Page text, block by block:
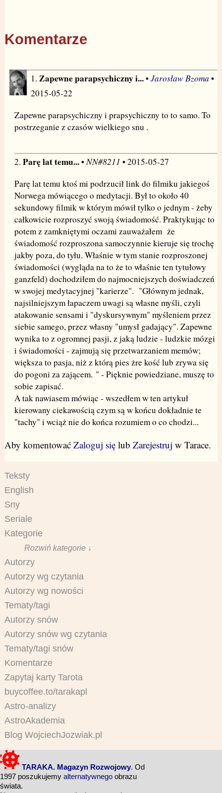
Komentarze
1. Zapewne parapsychiczny i...•Jarosław Bzoma •
2015-05-22
Zapewne parapsychiczny i prapsychiczny to to samo. To
postrzeganie z czasów wielkiego snu .
2. Parę lat temu...•NN#8211 • 2015-05-27
Parę lat temu ktoś mi podrzucił link do filmiku jakiegoś
Norwega mówiącego o medytacji. Był to około 40
sekundowy filmik w którym mówił tylko o jednym - żeby
całkowicie rozproszyć swoją świadomość. Praktykując to
potem z zamkniętymi oczami zauważałem że
świadomość rozproszona samoczynnie kieruje się trochę
jakby poza, do tyłu. Właśnie w tym stanie rozproszonej
świadomości (wygląda na to że to właśnie ten tytułowy
ganzfeld) dochodziłem do najmocniejszych doświadczeń
w swojej medytacyjnej "karierze". "Głównym jednak,
najsilniejszym łapaczem uwagi są własne myśli, czyli
atakowanie sensami i "dyskursywnym" myśleniem przez
siebie samego, przez własny "umysł gadający". Zapewne
wynika to z ogromnej pasji, z jaką ludzie - ludzkie mózgi
i świadomości - zajmują się przetwarzaniem memów;
większa to pasja, niż z którą pies żre kość lub zrywa się
do pogoni za zającem. " - Pięknie powiedziane, muszę to
sobie zapisać.
A tak nawiasem mówiąc - wszedłem w ten artykuł
kierowany ciekawością czym są w końcu dokładnie te
"tachy" i wciąż nie do końca rozumiem o co chodzi...
Aby komentować Zaloguj sięlub Zarejestruj w Tarace.
Teksty
English
Sny
Seriale
Kategorie
Rozwiń kategorie ↓
Autorzy
Autorzy wg czytania
Autorzy wg nowości
Tematy/tagi
Autorzy snów
Autorzy snów wg czytania
Tematy/tagi snów
Komentarze
Zapytaj karty Tarota
buycoffee.to/tarakapl
Astro-analizy
AstroAkademia
Blog WojciechJozwiak.pl
TARAKA. Magazyn Rozwojowy. Od
1997 poszukujemy alternatywnego obrazu
świata.